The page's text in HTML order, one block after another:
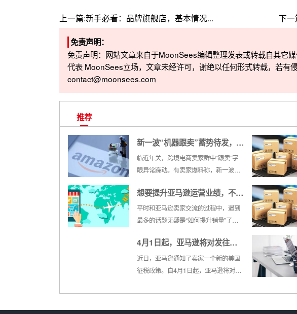
上一篇:新手必看：品牌旗舰店，基本情况... 下一
免责声明：
免责声明：网站文章来自于MoonSees编辑整理发表或转载自其它
代表 MoonSees立场，文章未经许可，谢绝以任何形式转载，若有
contact@moonsees.com
推荐
新一波“机器跟卖”蓄势待发，
100多万个listing或遭大面积重
创
临近年关，跨境电商卖家群中“跟卖”字
眼异常躁动。有卖家爆料称，新一波跟
招，而有被跟卖记录的卖家listing更是
岌岌可危。据了解，此前有VE（Vendor
Express）卖家利用‘机器’跟卖，导致
想要提升亚马逊运营业绩，不妨
从以下六方面下功夫！
平时和亚马逊卖家交流的过程中，遇到
最多的话题无疑是“如何提升销量”了。
本上就很难有起色了，就像成功学里说
的那样，想什么就吸引什么，内心足够
期望，结果也会更好一点。可是单单的
提...
4月1日起，亚马逊将对发往宾
夕法尼亚州的订单征收销售税
近日，亚马逊通知了卖家一个新的美国
征税政策。自4月1日起，亚马逊将对发
税。继华盛顿州，宾夕法尼亚州是亚马